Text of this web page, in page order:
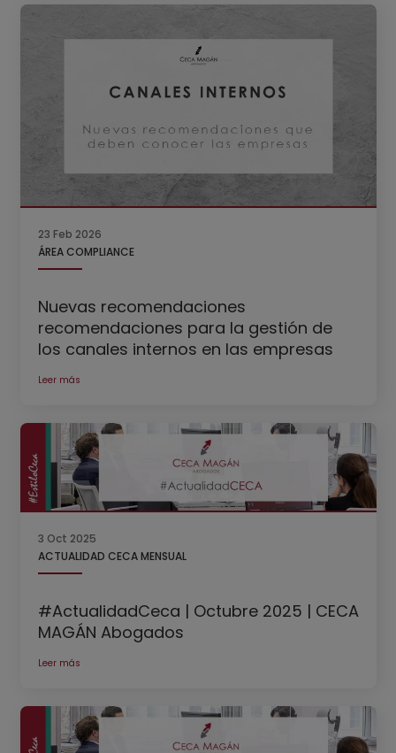
23 Feb 2026
ÁREA COMPLIANCE
Nuevas recomendaciones
recomendaciones para la gestión de
los canales internos en las empresas
Leer más
3 Oct 2025
ACTUALIDAD CECA MENSUAL
#ActualidadCeca | Octubre 2025 | CECA
MAGÁN Abogados
Leer más